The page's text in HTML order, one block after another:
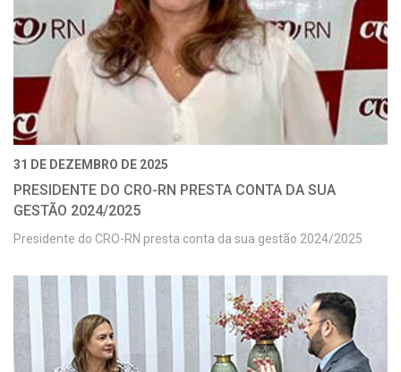
31 DE DEZEMBRO DE 2025
PRESIDENTE DO CRO-RN PRESTA CONTA DA SUA
GESTÃO 2024/2025
Presidente do CRO-RN presta conta da sua gestão 2024/2025